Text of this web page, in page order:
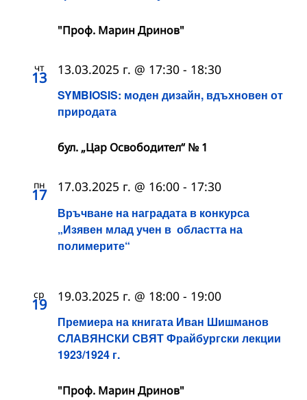
"Проф. Марин Дринов"
чт
13
SYMBIOSIS: моден дизайн, вдъхновен от
природата
13.03.2025 г. @ 17:30 - 18:30
бул. „Цар Освободител“ № 1
пн
17
Връчване на наградата в конкурса
„Изявен млад учен в областта на
полимерите“
17.03.2025 г. @ 16:00 - 17:30
ср
19
Премиера на книгата Иван Шишманов
СЛАВЯНСКИ СВЯТ Фрайбургски лекции
1923/1924 г.
19.03.2025 г. @ 18:00 - 19:00
"Проф. Марин Дринов"